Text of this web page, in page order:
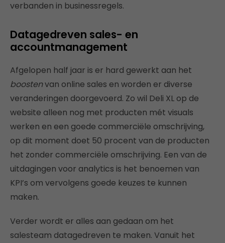
verbanden in businessregels.
Datagedreven sales- en
accountmanagement
Afgelopen half jaar is er hard gewerkt aan het
boostenvan online sales en worden er diverse
veranderingen doorgevoerd. Zo wil Deli XL op de
website alleen nog met producten mét visuals
werken en een goede commerciële omschrijving,
op dit moment doet 50 procent van de producten
het zonder commerciële omschrijving. Een van de
uitdagingen voor analytics is het benoemen van
KPI’s om vervolgens goede keuzes te kunnen
maken.
Verder wordt er alles aan gedaan om het
salesteam datagedreven te maken. Vanuit het